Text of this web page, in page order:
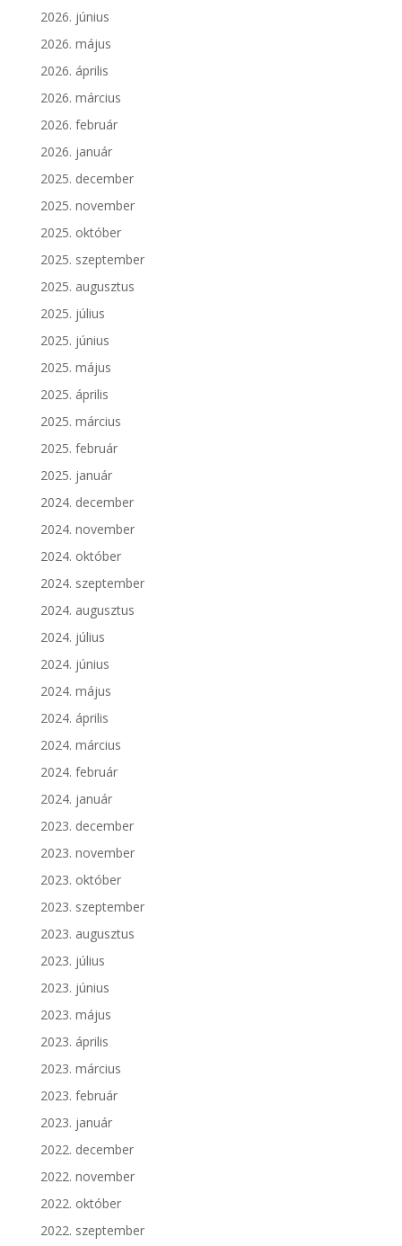
2026. június
2026. május
2026. április
2026. március
2026. február
2026. január
2025. december
2025. november
2025. október
2025. szeptember
2025. augusztus
2025. július
2025. június
2025. május
2025. április
2025. március
2025. február
2025. január
2024. december
2024. november
2024. október
2024. szeptember
2024. augusztus
2024. július
2024. június
2024. május
2024. április
2024. március
2024. február
2024. január
2023. december
2023. november
2023. október
2023. szeptember
2023. augusztus
2023. július
2023. június
2023. május
2023. április
2023. március
2023. február
2023. január
2022. december
2022. november
2022. október
2022. szeptember